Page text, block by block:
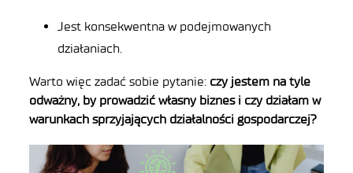
Jest konsekwentna w podejmowanych
działaniach.
Warto więc zadać sobie pytanie: czy jestem na tyle
odważny, by prowadzić własny biznesi czy działam w
warunkach sprzyjających działalności gospodarczej?